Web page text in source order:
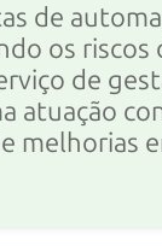
de
os riscos
de
atuação
melhorias